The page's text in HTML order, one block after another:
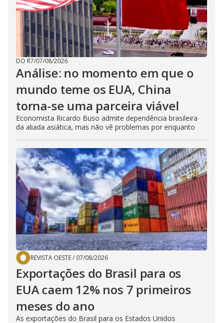
DO R7/07/08/2026
Análise: no momento em que o
mundo teme os EUA, China
torna-se uma parceira viável
Economista Ricardo Buso admite dependência brasileira
da aliada asiática, mas não vê problemas por enquanto
REVISTA OESTE/ 07/08/2026
Exportações do Brasil para os
EUA caem 12% nos 7 primeiros
meses do ano
As exportações do Brasil para os Estados Unidos